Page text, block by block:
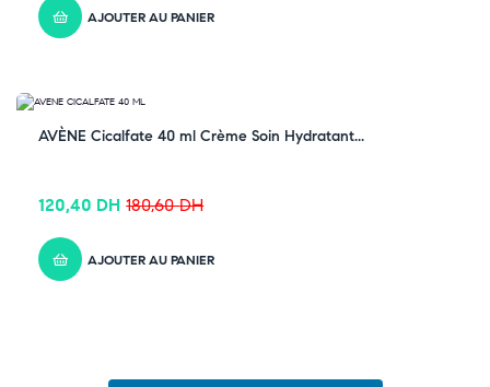
AJOUTER AU PANIER
-33% OFF
AVÈNE Cicalfate 40 ml Crème Soin Hydratant...
180,60DH
120,40 DH
AJOUTER AU PANIER